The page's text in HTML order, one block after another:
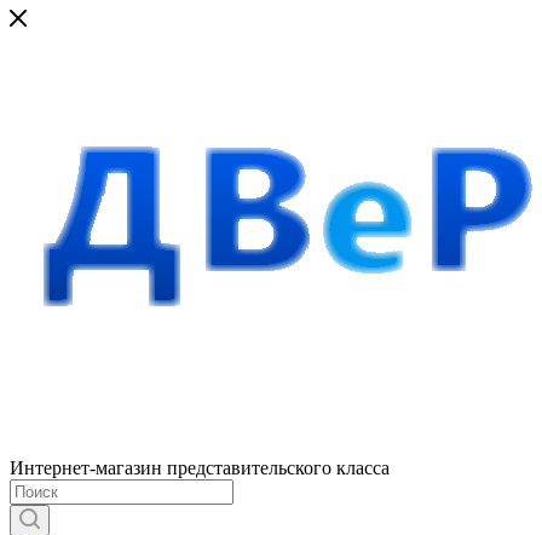
Интернет-магазин представительского класса